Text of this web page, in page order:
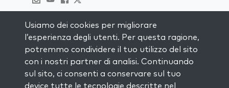
RIMANI AGGIORNATO
Iscriviti alla nostra mailing list e ricevi
ispirazione ogni settimana nella tua
casella di posta.
Usiamo dei cookies per migliorare
l’esperienza degli utenti. Per questa ragione,
potremmo condividere il tuo utilizzo del sito
con i nostri partner di analisi. Continuando
sul sito, ci consenti a conservare sul tuo
device tutte le tecnologie descritte nel